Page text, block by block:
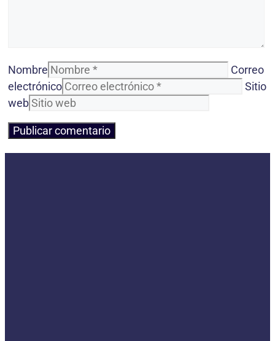
Nombre
Correo
electrónico
Sitio
web